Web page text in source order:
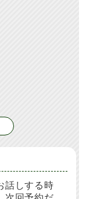
話しする時